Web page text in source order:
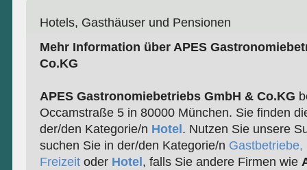
Hotels, Gasthäuser und Pensionen
Mehr Information über APES
Co.KG
APES Gastronomiebetriebs GmbH & Co.KG
Occamstraße 5 in 80000 München. Sie finden
der/den Kategorie/n Hotel . Nutzen Sie unsere
suchen Sie in der/den Kategorie/n
Freizeitoder Hotel , falls Sie andere Firmen wie